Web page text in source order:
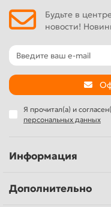
Будьте в
новости!
Я прочитал(а) и
персональных данных
Информация
Дополнительно